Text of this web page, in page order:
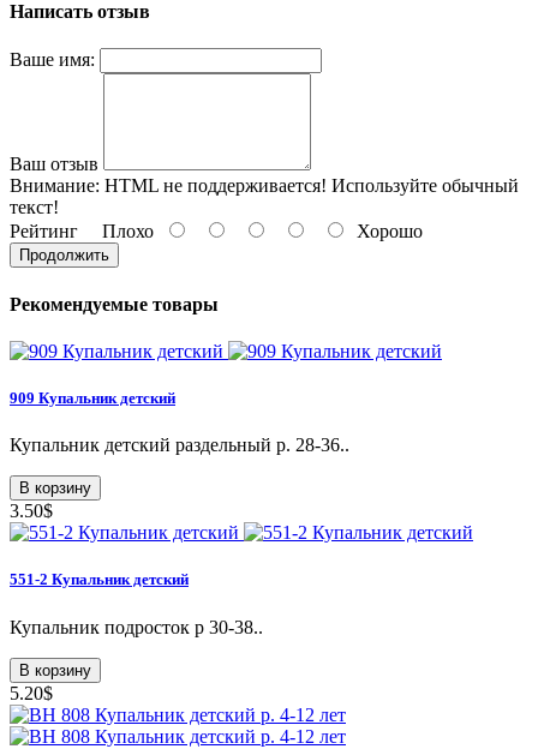
Написать отзыв
Ваше имя:
Ваш отзыв
Внимание: HTML не поддерживается! Используйте обычный
текст!
Рейтинг Плохо Хорошо
Продолжить
Рекомендуемые товары
909 Купальник детский
Купальник детский раздельный р. 28-36..
В корзину
3.50$
551-2 Купальник детский
Купальник подросток p 30-38..
В корзину
5.20$